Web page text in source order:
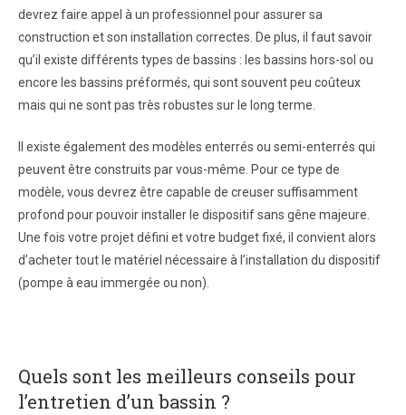
devrez faire appel à un professionnel pour assurer sa
construction et son installation correctes. De plus, il faut savoir
qu’il existe différents types de bassins : les bassins hors-sol ou
encore les bassins préformés, qui sont souvent peu coûteux
mais qui ne sont pas très robustes sur le long terme.
Il existe également des modèles enterrés ou semi-enterrés qui
peuvent être construits par vous-même. Pour ce type de
modèle, vous devrez être capable de creuser suffisamment
profond pour pouvoir installer le dispositif sans gêne majeure.
Une fois votre projet défini et votre budget fixé, il convient alors
d’acheter tout le matériel nécessaire à l’installation du dispositif
(pompe à eau immergée ou non).
Quels sont les meilleurs conseils pour
l’entretien d’un bassin ?